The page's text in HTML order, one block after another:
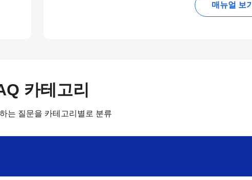
매뉴얼 보기
카테고리
는 질문을 카테고리별로 분류